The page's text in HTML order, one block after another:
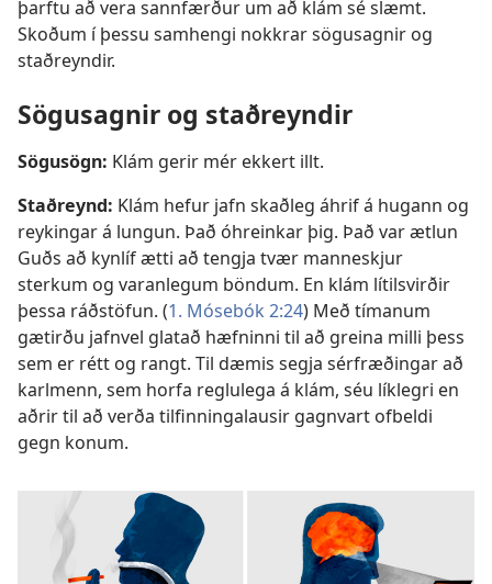
þarftu að vera sannfærður um að klám sé slæmt.
Skoðum í þessu samhengi nokkrar sögusagnir og
staðreyndir.
Sögusagnir og staðreyndir
Sögusögn: Klám gerir mér ekkert illt.
Staðreynd: Klám hefur jafn skaðleg áhrif á hugann og
reykingar á lungun. Það óhreinkar þig. Það var ætlun
Guðs að kynlíf ætti að tengja tvær manneskjur
sterkum og varanlegum böndum. En klám lítilsvirðir
þessa ráðstöfun. (1. Mósebók 2:24) Með tímanum
gætirðu jafnvel glatað hæfninni til að greina milli þess
sem er rétt og rangt. Til dæmis segja sérfræðingar að
karlmenn, sem horfa reglulega á klám, séu líklegri en
aðrir til að verða tilfinningalausir gagnvart ofbeldi
gegn konum.